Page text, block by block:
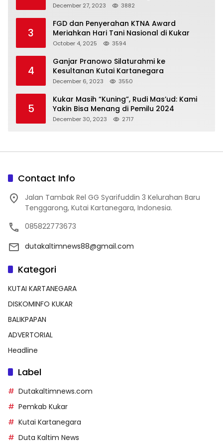
December 27, 2023 3882
3
FGD dan Penyerahan KTNA Award
Meriahkan Hari Tani Nasional di Kukar
October 4, 2025 3594
4
Ganjar Pranowo Silaturahmi ke
Kesultanan Kutai Kartanegara
December 6, 2023 3550
5
Kukar Masih “Kuning”, Rudi Mas’ud: Kami
Yakin Bisa Menang di Pemilu 2024
December 30, 2023 2717
Contact Info
Jalan Tambak Rel GG Syarifuddin 3 Kelurahan Baru
Tenggarong, Kutai Kartanegara, Indonesia.
085822773673
dutakaltimnews88@gmail.com
Kategori
KUTAI KARTANEGARA
DISKOMINFO KUKAR
BALIKPAPAN
ADVERTORIAL
Headline
Label
Dutakaltimnews.com
Pemkab Kukar
Kutai Kartanegara
Duta Kaltim News